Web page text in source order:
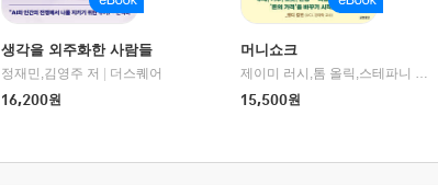
생각을 외주화한 사람들
정재민,김영주 저
더스퀘어
16,200원
머니쇼크
제이미 러시,톰 올릭,스테파니 플랜더스 편저/임경은 역/박정호 감수
15,500원